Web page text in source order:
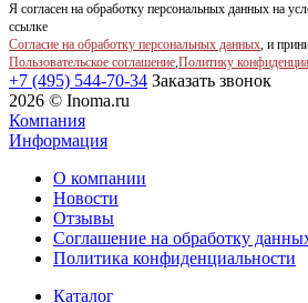
Я согласен на обработку персональных данных на
ссылке
Согласие на обработку персональных данных, и
Пользовательское соглашение,Политику
+7 (495) 544-70-34 Заказать звонок
2026 © Inoma.ru
Компания
Информация
О компании
Новости
Отзывы
Соглашение на обработку
Политика конфиденциальности
Каталог